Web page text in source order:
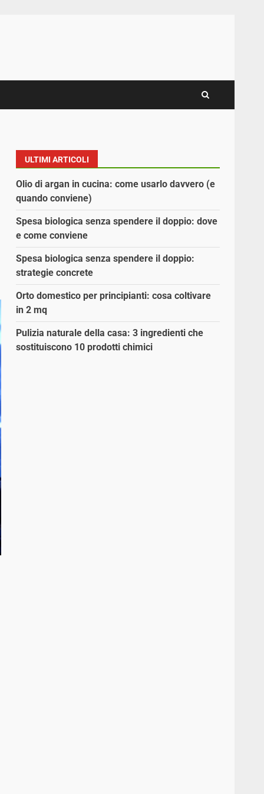
ULTIMI ARTICOLI
Olio di argan in cucina: come usarlo davvero (e
quando conviene)
Spesa biologica senza spendere il doppio: dove
e come conviene
Spesa biologica senza spendere il doppio:
strategie concrete
Orto domestico per principianti: cosa coltivare
in 2 mq
Pulizia naturale della casa: 3 ingredienti che
sostituiscono 10 prodotti chimici